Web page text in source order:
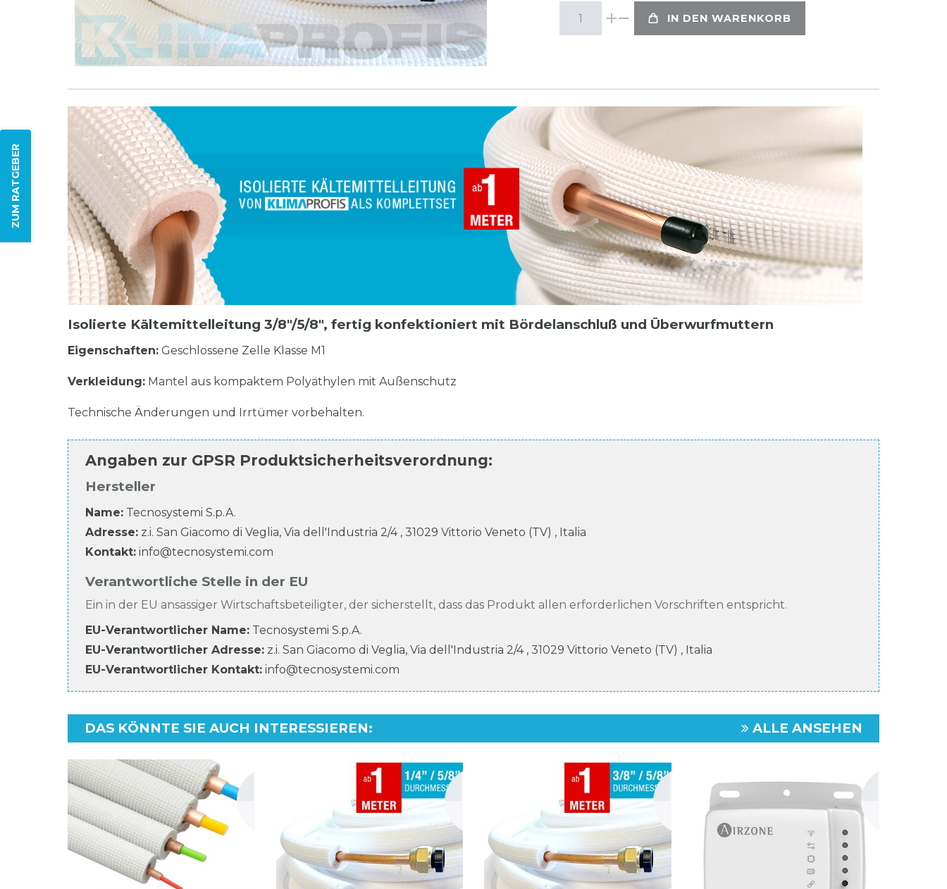
ZUM RATGEBER
IN DEN WARENKORB
Isolierte Kältemittelleitung 3/8"/5/8", fertig konfektioniert mit Bördelanschluß und Überwurfmuttern
Eigenschaften: Geschlossene Zelle Klasse M1
Verkleidung: Mantel aus kompaktem Polyäthylen mit Außenschutz
Technische Änderungen und Irrtümer vorbehalten.
Angaben zur GPSR Produktsicherheitsverordnung:
Hersteller
Name: Tecnosystemi S.p.A.
Adresse: z.i. San Giacomo di Veglia, Via dell'Industria 2/4, 31029 Vittorio Veneto (TV) , Italia
Kontakt: info@tecnosystemi.com
Verantwortliche Stelle in der EU
Ein in der EU ansässiger Wirtschaftsbeteiligter, der sicherstellt, dass das Produkt allen erforderlichen Vorschriften entspricht.
EU-Verantwortlicher Name: Tecnosystemi S.p.A.
EU-Verantwortlicher Adresse: z.i. San Giacomo di Veglia, Via dell'Industria 2/4, 31029 Vittorio Veneto (TV) , Italia
EU-Verantwortlicher Kontakt: info@tecnosystemi.com
DAS KÖNNTE SIE AUCH INTERESSIEREN: ALLE ANSEHEN